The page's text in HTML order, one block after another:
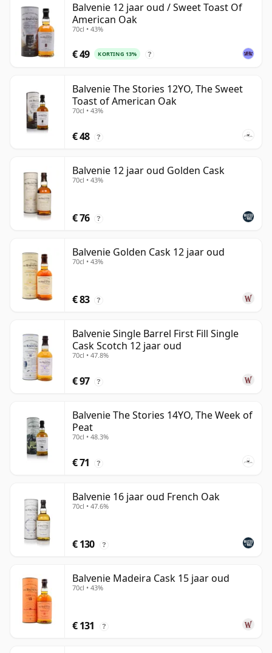
Balvenie 12 jaar oud / Sweet Toast Of
American Oak
70cl • 43%
€ 49 KORTING 13% ?
Balvenie The Stories 12YO, The Sweet
Toast of American Oak
70cl • 43%
€ 48 ?
Balvenie 12 jaar oud Golden Cask
70cl • 43%
€ 76 ?
Balvenie Golden Cask 12 jaar oud
70cl • 43%
€ 83 ?
Balvenie Single Barrel First Fill Single
Cask Scotch 12 jaar oud
70cl • 47.8%
€ 97 ?
Balvenie The Stories 14YO, The Week of
Peat
70cl • 48.3%
€ 71 ?
Balvenie 16 jaar oud French Oak
70cl • 47.6%
€ 130 ?
Balvenie Madeira Cask 15 jaar oud
70cl • 43%
€ 131 ?